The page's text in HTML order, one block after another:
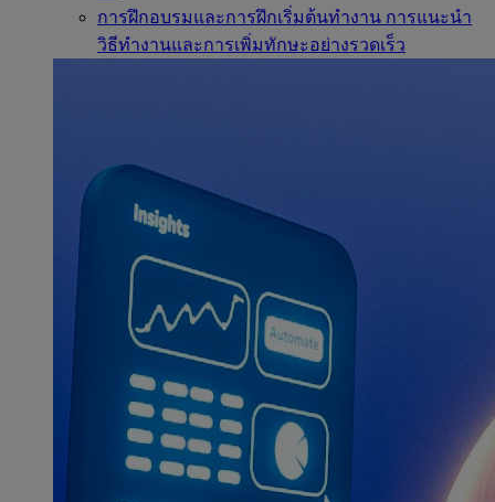
การฝึกอบรมและการฝึกเริ่มต้นทำงาน การแนะนำ
วิธีทำงานและการเพิ่มทักษะอย่างรวดเร็ว